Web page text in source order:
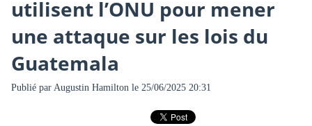
utilisent l’ONU pour mener
une attaque sur les lois du
Guatemala
Publié par Augustin Hamilton le 25/06/2025 20:31